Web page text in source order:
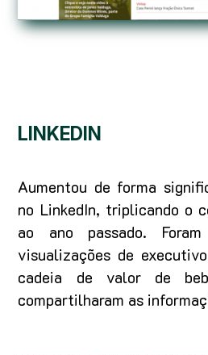
LINKEDIN
Aumentou de forma
no LinkedIn, triplicando o
ao ano passado.
visualizações de
cadeia de valor de
compartilharam as